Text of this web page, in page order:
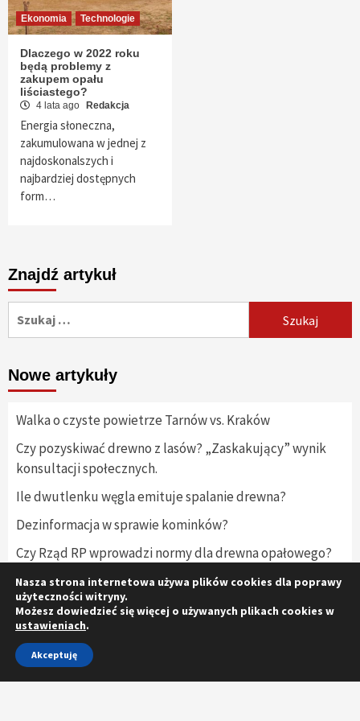
Ekonomia Technologie
Dlaczego w 2022 roku
będą problemy z
zakupem opału
liściastego?
4 lata ago Redakcja
Energia słoneczna,
zakumulowana w jednej z
najdoskonalszych i
najbardziej dostępnych
form…
Znajdź artykuł
Nowe artykuły
Walka o czyste powietrze Tarnów vs. Kraków
Czy pozyskiwać drewno z lasów? „Zaskakujący” wynik
konsultacji społecznych.
Ile dwutlenku węgla emituje spalanie drewna?
Dezinformacja w sprawie kominków?
Czy Rząd RP wprowadzi normy dla drewna opałowego?
Copyright © 2020-2021 Zielone Ciepło. All rights reserved.|
Nasza strona internetowa używa plików cookies dla poprawy
użyteczności witryny.
Możesz dowiedzieć się więcej o używanych plikach cookies w
ustawieniach.
Akceptuję